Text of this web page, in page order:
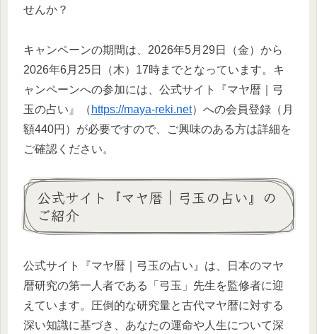
せんか？
キャンペーンの期間は、2026年5月29日（金）から
2026年6月25日（木）17時までとなっています。キ
ャンペーンへの参加には、公式サイト『マヤ暦｜弓
玉の占い』（ https://maya-reki.net）への会員登録（月
額440円）が必要ですので、ご興味のある方は詳細を
ご確認ください。
公式サイト『マヤ暦｜弓玉の占い』の
ご紹介
公式サイト『マヤ暦｜弓玉の占い』は、日本のマヤ
暦研究の第一人者である「弓玉」先生を監修者に迎
えています。圧倒的な研究量と古代マヤ暦に対する
深い知識に基づき、あなたの運命や人生について深